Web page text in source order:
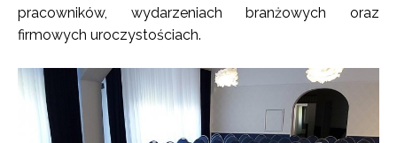
pracowników, wydarzeniach branżowych oraz
firmowych uroczystościach.